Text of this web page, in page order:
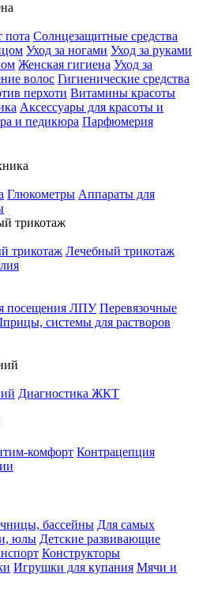
пота Солнцезащитные средства
Уход за ногами Уход за руками
Женская гигиена Уход за
волос Гигиенические средства
перхоти Витамины красоты
Аксессуары для красоты и
и педикюра Парфюмерия
Глюкометры Аппараты для
трикотаж
трикотаж Лечебный трикотаж
посещения ЛПУ Перевязочные
системы для растворов
Диагностика ЖКТ
комфорт Контрацепция
бассейны Для самых
юлы Детские развивающие
Конструкторы
Игрушки для купания Мячи и